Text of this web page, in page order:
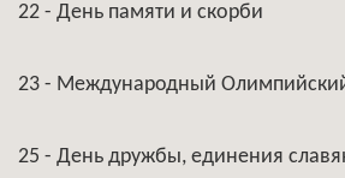
22 - День памяти и скорби
23 - Международный
25 - День дружбы, единения